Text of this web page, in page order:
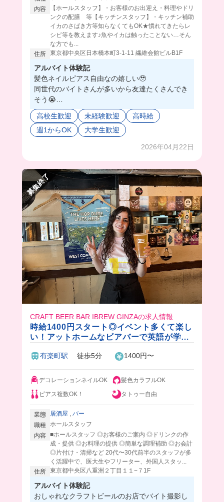
内容
【ホールスタッフ】・お客様のお出迎え・料理やドリ
ンクの配膳 等【キッチンスタッフ】・キッチン補助
イカのさばき方等知らなくてもOK★慣れてきたらレ
シピ等を教えます♪魚やイカは触ったことない…そん
な方でも...
住所 東京都中央区日本橋本町3-1-11 繊維会館ビルB1F
アルバイト体験記
髪色ネイルピアス自由なの嬉しい🥹
同世代のバイトさんが多いから友達たくさんでき
そう😭
（仕事教えてくれたイケメンお兄さんの笑顔にや
られた！！！）
まかない皆で食べてるから、すぐに打ち解けられ
生け簀にはイカちゃんもたくさん居て、たまに墨
い職場！🦑
ワイワイ働きたい人に超おすすめ‼️
高校生歓迎 未経験歓迎
高時給
週1からOK
大学生歓迎
2026年04月22日
募集終了
CRAFT BEER BAR IBREW GINZAの求人情報
時給1400円スタート◎イベント多くて楽し
い！アットホームなビアバーで英語が学べ
す🍻有楽町駅 徒歩5分 1400円〜
デコレーションネイルOK
髪色カラフルOK
ピアス複数OK！
タトゥー自由
業態 居酒屋 , バー
職種 ホールスタッフ
内容 ■ホールスタッフ ◎お客様のご案内 ◎ドリンクの作
成・提供 ◎お料理の提供 ◎簡単な調理補助 ◎お会計
◎片付け・清掃など 20代〜30代前半のスタッフが多
く活躍中で、医大生やフリーター、外国人スタッ...
住所 東京都中央区八重洲２丁目１１−７1F
アルバイト体験記
おしゃれなクラフトビールのお店でバイト撮影し